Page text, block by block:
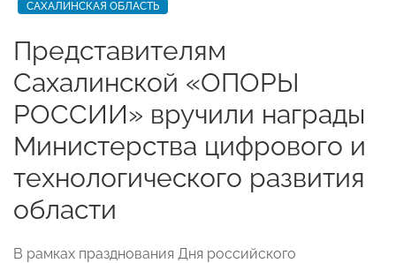
САХАЛИНСКАЯ ОБЛАСТЬ
Представителям
Сахалинской «ОПОРЫ
РОССИИ» вручили награды
Министерства цифрового и
технологического развития
области
В рамках празднования Дня российского